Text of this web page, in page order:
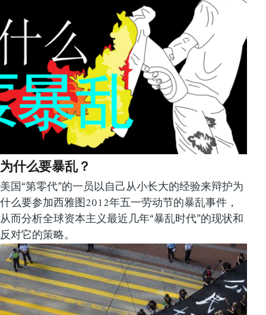
为什么要暴乱？
美国“第零代”的一员以自己从小长大的经验来辩护为
什么要参加西雅图2012年五一劳动节的暴乱事件，
从而分析全球资本主义最近几年“暴乱时代”的现状和
反对它的策略。